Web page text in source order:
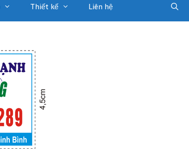
Thiết kế Liên hệ